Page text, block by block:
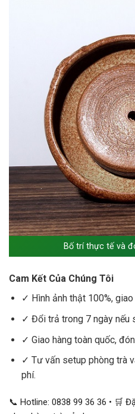
Bố trí thực tế và
Cam Kết Của Chúng Tôi
✓ Hình ảnh thật 100%,
✓ Đổi trả trong 7 ngày nếu
✓ Giao hàng toàn quốc,
✓ Tư vấn setup phòng trà
phí.
📞 Hotline: 0838 99 36 36 • 🛒